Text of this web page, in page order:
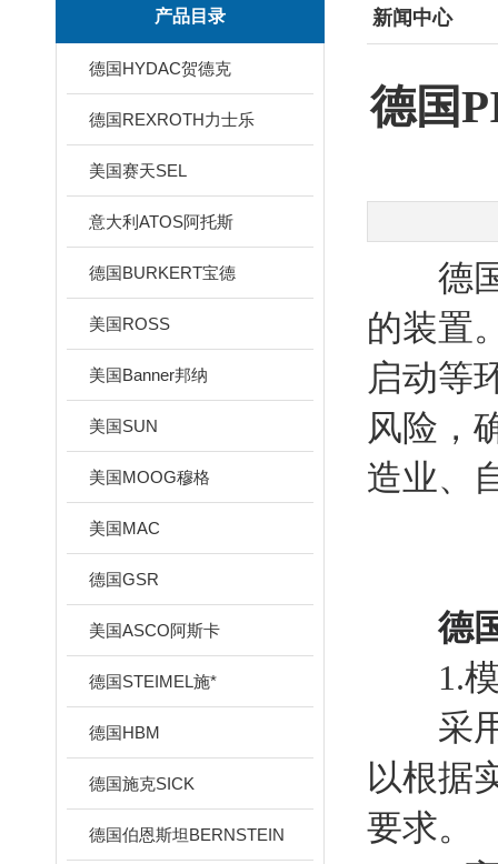
产品目录
德国HYDAC贺德克
德国REXROTH力士乐
美国赛天SEL
意大利ATOS阿托斯
德国BURKERT宝德
美国ROSS
美国Banner邦纳
美国SUN
美国MOOG穆格
美国MAC
德国GSR
美国ASCO阿斯卡
德国STEIMEL施*
德国HBM
德国施克SICK
德国伯恩斯坦BERNSTEIN
新闻中心
德国
德国
的装置
启动等
风险，
造业、
德
1.模
采用
以根据
要求。